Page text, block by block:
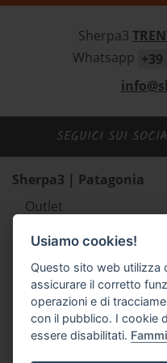
Sherpa3
Whatsapp +39
SEGUICI SUI
Sherpa3 | Patagonia
Outlet
Abbigliamento donna
Abbigliamento
Zaini e borse Patagonia
Scarpe outdoor
Accessori
Usiamo cookies!
Questo sito web utilizza
assicurare il corretto
operazioni e di
con il pubblico. I cookie
essere disabilitati.